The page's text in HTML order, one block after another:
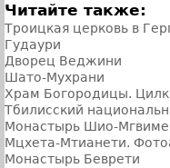
Читайте также:
Троицкая церковь в
Гудаури
Дворец Веджини
Шато-Мухрани
Храм Богородицы.
Тбилисский
Монастырь Шио-Мгвиме
Мцхета-Мтианети.
Монастырь Беврети